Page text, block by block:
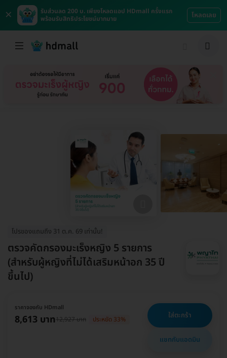
×
รับส่วนลด 200 บ. เพียงโหลดแอป HDmall ครั้งแรก
พร้อมรับสิทธิประโยชน์มากมาย
โหลดเลย
โปรของแถมถึง 31 ต.ค. 69 เท่านั้น!
ตรวจคัดกรองมะเร็งหญิง 5 รายการ
(สำหรับผู้หญิงที่ไม่ได้เสริมหน้าอก 35 ปี
ขึ้นไป)
ราคาจองกับ HDmall
8,613 บาท12,927 บาท ประหยัด 33% ใส่ตะกร้า
แชทกับแอดมิน